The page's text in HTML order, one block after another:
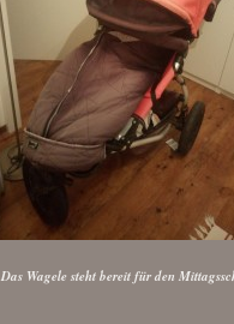
Das Wagele steht bereit für den